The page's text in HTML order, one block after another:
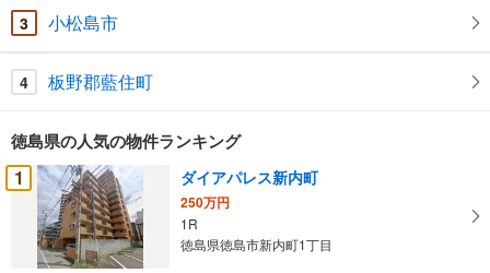
3 小松島市
4 板野郡藍住町
徳島県の人気の物件ランキング
1 ダイアパレス新内町
250万円
1R
徳島県徳島市新内町1丁目